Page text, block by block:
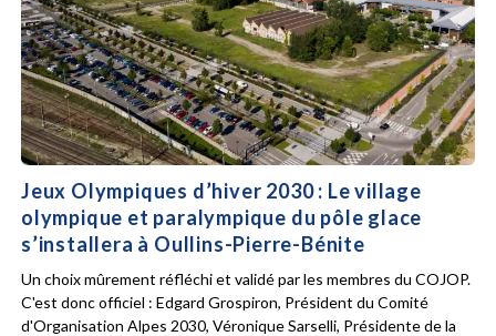
Jeux Olympiques d’hiver 2030 : Le village
olympique et paralympique du pôle glace
s’installera à Oullins-Pierre-Bénite
Un choix mûrement réfléchi et validé par les membres du COJOP.
C'est donc officiel : Edgard Grospiron, Président du Comité
d'Organisation Alpes 2030, Véronique Sarselli, Présidente de la